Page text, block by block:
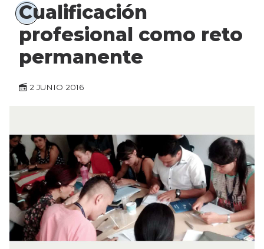
Cualificación
profesional como reto
permanente
2 JUNIO 2016